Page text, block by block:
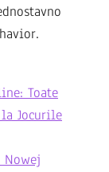
Toate
la Jocurile
Nowej